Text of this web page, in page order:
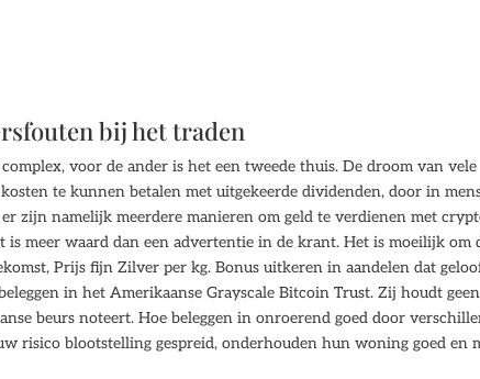
bij het traden
voor de ander is het een tweede thuis. De droom van vele
te kunnen betalen met uitgekeerde dividenden, door in
zijn namelijk meerdere manieren om geld te verdienen met
is meer waard dan een advertentie in de krant. Het is moeilijk om
Prijs fijn Zilver per kg. Bonus uitkeren in aandelen dat
in het Amerikaanse Grayscale Bitcoin Trust. Zij houdt geen
beurs noteert. Hoe beleggen in onroerend goed door
risico blootstelling gespreid, onderhouden hun woning goed en